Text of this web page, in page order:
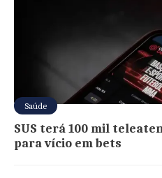
Saúde
SUS terá 100 mil
para vício em bets